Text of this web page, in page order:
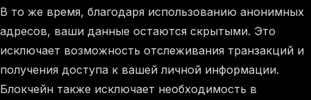
В то же время, благодаря использованию анонимных
адресов, ваши данные остаются скрытыми. Это
исключает возможность отслеживания транзакций и
получения доступа к вашей личной информации.
Блокчейн также исключает необходимость в